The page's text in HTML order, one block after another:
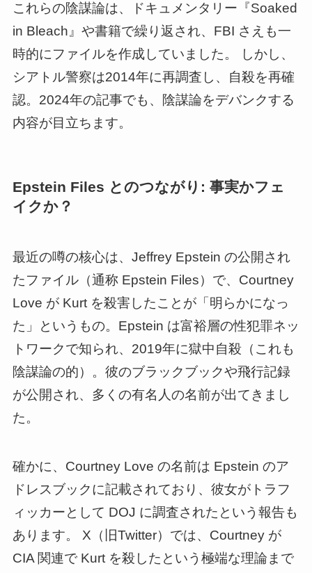
これらの陰謀論は、ドキュメンタリー『Soaked
in Bleach』や書籍で繰り返され、FBI さえも一
時的にファイルを作成していました。 しかし、
シアトル警察は2014年に再調査し、自殺を再確
認。2024年の記事でも、陰謀論をデバンクする
内容が目立ちます。
Epstein Files とのつながり: 事実かフェ
イクか？
最近の噂の核心は、Jeffrey Epstein の公開され
たファイル（通称 Epstein Files）で、Courtney
Love が Kurt を殺害したことが「明らかになっ
た」というもの。Epstein は富裕層の性犯罪ネッ
トワークで知られ、2019年に獄中自殺（これも
陰謀論の的）。彼のブラックブックや飛行記録
が公開され、多くの有名人の名前が出てきまし
た。
確かに、Courtney Love の名前は Epstein のア
ドレスブックに記載されており、彼女がトラフ
ィッカーとして DOJ に調査されたという報告も
あります。 X（旧Twitter）では、Courtney が
CIA 関連で Kurt を殺したという極端な理論まで